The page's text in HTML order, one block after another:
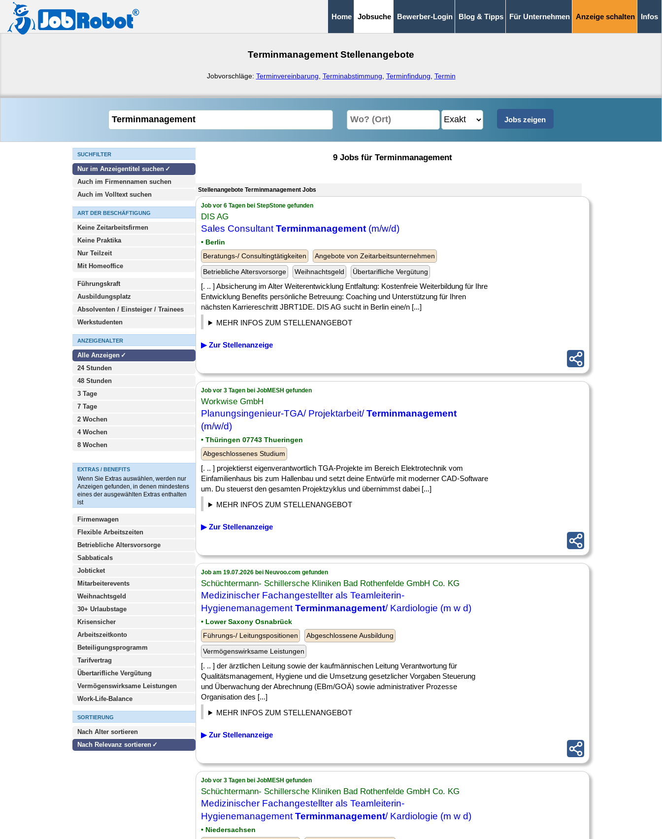
Home Jobsuche Bewerber-Login Blog & Tipps Für Unternehmen Anzeige schalten Infos
Terminmanagement Stellenangebote
Jobvorschläge: Terminvereinbarung Terminabstimmung Terminfindung Termin
SUCHFILTER
Nur im Anzeigentitel suchen
Auch im Firmennamen suchen
Auch im Volltext suchen
ART DER BESCHÄFTIGUNG
Keine Zeitarbeitsfirmen
Keine Praktika
Nur Teilzeit
Mit Homeoffice
Führungskraft
Ausbildungsplatz
Absolventen / Einsteiger / Trainees
Werkstudenten
ANZEIGENALTER
Alle Anzeigen
24 Stunden
48 Stunden
3 Tage
7 Tage
2 Wochen
4 Wochen
8 Wochen
EXTRAS / BENEFITS
Wenn Sie Extras auswählen, werden nur
Anzeigen gefunden, in denen mindestens
eines der ausgewählten Extras enthalten
ist
Firmenwagen
Flexible Arbeitszeiten
Betriebliche Altersvorsorge
Sabbaticals
Jobticket
Mitarbeiterevents
Weihnachtsgeld
30+ Urlaubstage
Krisensicher
Arbeitszeitkonto
Beteiligungsprogramm
Tarifvertrag
Übertarifliche Vergütung
Vermögenswirksame Leistungen
Work-Life-Balance
SORTIERUNG
Nach Alter sortieren
Nach Relevanz sortieren
9 Jobs für Terminmanagement
Stellenangebote Terminmanagement Jobs
Job vor 6 Tagen bei StepStone gefunden
DIS AG
Sales Consultant Terminmanagement (m/w/d)
• Berlin
Beratungs-/ Consultingtätigkeiten
Angebote von Zeitarbeitsunternehmen
Betriebliche Altersvorsorge
Weihnachtsgeld Übertarifliche Vergütung
[. .. ] Absicherung im Alter Weiterentwicklung Entfaltung: Kostenfreie Weiterbildung für Ihre
Entwicklung Benefits persönliche Betreuung: Coaching und Unterstützung für Ihren
nächsten Karriereschritt JBRT1DE. DIS AG sucht in Berlin eine/n [...]
MEHR INFOS ZUM STELLENANGEBOT
▶ Zur Stellenanzeige
Job vor 3 Tagen bei JobMESH gefunden
Workwise GmbH
Planungsingenieur-TGA/ Projektarbeit/Terminmanagement
(m/w/d)
• Thüringen 07743 Thueringen
Abgeschlossenes Studium
[. .. ] projektierst eigenverantwortlich TGA-Projekte im Bereich Elektrotechnik vom
Einfamilienhaus bis zum Hallenbau und setzt deine Entwürfe mit moderner CAD-Software
um. Du steuerst den gesamten Projektzyklus und übernimmst dabei [...]
MEHR INFOS ZUM STELLENANGEBOT
▶ Zur Stellenanzeige
Job am 19.07.2026 bei Neuvoo.com gefunden
Schüchtermann- Schillersche Kliniken Bad Rothenfelde GmbH Co. KG
Medizinischer Fachangestellter als Teamleiterin-
Hygienemanagement Terminmanagement/ Kardiologie (m w d)
• Lower Saxony Osnabrück
Führungs-/ Leitungspositionen
Abgeschlossene Ausbildung
Vermögenswirksame Leistungen
[. .. ] der ärztlichen Leitung sowie der kaufmännischen Leitung Verantwortung für
Qualitätsmanagement, Hygiene und die Umsetzung gesetzlicher Vorgaben Steuerung
und Überwachung der Abrechnung (EBm/GOÄ) sowie administrativer Prozesse
Organisation des [...]
MEHR INFOS ZUM STELLENANGEBOT
▶ Zur Stellenanzeige
Job vor 3 Tagen bei JobMESH gefunden
Schüchtermann- Schillersche Kliniken Bad Rothenfelde GmbH Co. KG
Medizinischer Fachangestellter als Teamleiterin-
Hygienemanagement Terminmanagement/ Kardiologie (m w d)
• Niedersachsen